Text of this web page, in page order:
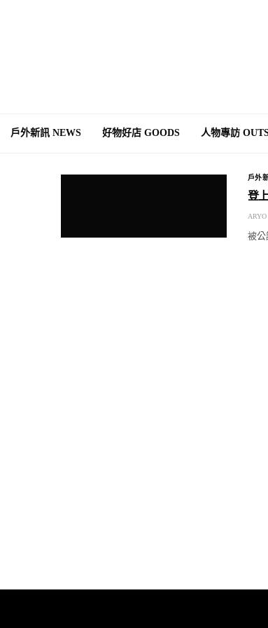
戶外新訊 NEWS 好物好店 GOODS 人物專訪
戶外
登
ARYO
被公